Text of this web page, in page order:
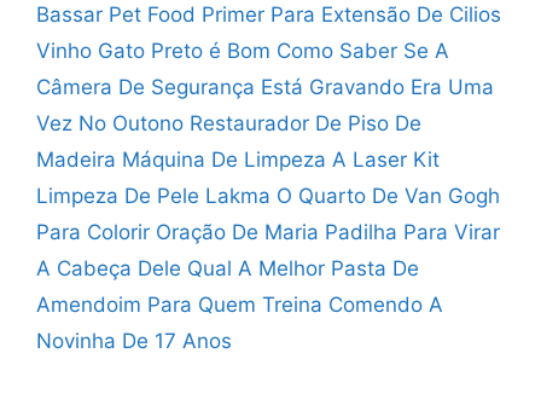
Bassar Pet Food Primer Para Extensão De Cilios
Vinho Gato Preto é Bom Como Saber Se A
Câmera De Segurança Está Gravando Era Uma
Vez No Outono Restaurador De Piso De
Madeira Máquina De Limpeza A Laser Kit
Limpeza De Pele Lakma O Quarto De Van Gogh
Para Colorir Oração De Maria Padilha Para Virar
A Cabeça Dele Qual A Melhor Pasta De
Amendoim Para Quem Treina Comendo A
Novinha De 17 Anos